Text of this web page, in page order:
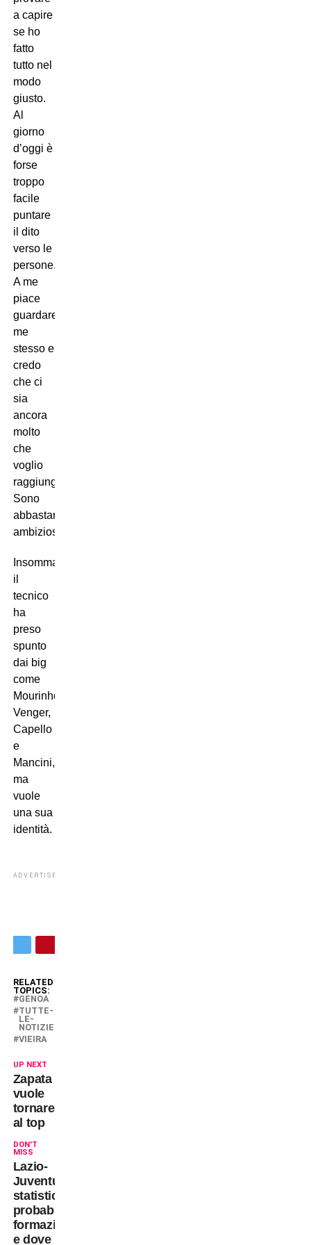
a capire
se ho
fatto
tutto nel
modo
giusto.
Al
giorno
d’oggi è
forse
troppo
facile
puntare
il dito
verso le
persone.
A me
piace
guardare
me
stesso e
credo
che ci
sia
ancora
molto
che
voglio
raggiungere.
Sono
abbastanza
ambizioso”.
Insomma,
il
tecnico
ha
preso
spunto
dai big
come
Mourinho,
Venger,
Capello
e
Mancini,
ma
vuole
una sua
identità.
ADVERTISEMENT
RELATED
TOPICS:
GENOA
TUTTE-
LE-
NOTIZIE
VIEIRA
UP NEXT
Zapata
vuole
tornare
al top
DON'T
MISS
Lazio-
Juventus:
statistiche,
probabili
formazioni
e dove